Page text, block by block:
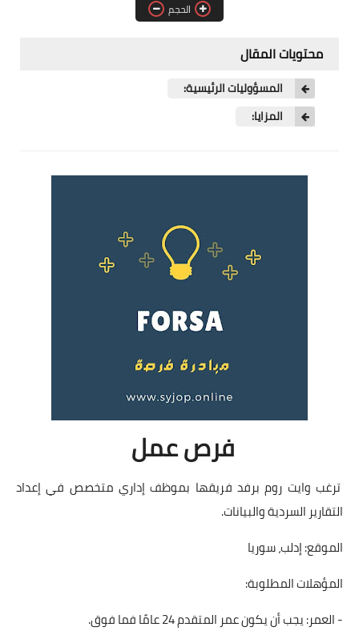
فرص عمل في العراقالحجم
محتويات المقال
المسؤوليات الرئيسية:
المزايا:
فرص عمل
ترغب وايت روم برفد فريقها بموظف إداري متخصص في إعداد
التقارير السردية والبيانات.
الموقع: إدلب، سوريا
المؤهلات المطلوبة:
- العمر: يجب أن يكون عمر المتقدم 24 عامًا فما فوق.